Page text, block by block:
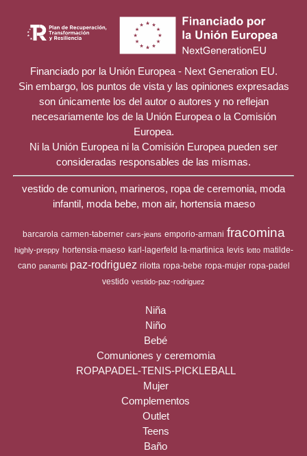
Financiado por la Unión Europea - Next Generation EU.
Sin embargo, los puntos de vista y las opiniones expresadas
son únicamente los del autor o autores y no reflejan
necesariamente los de la Unión Europea o la Comisión
Europea.
Ni la Unión Europea ni la Comisión Europea pueden ser
consideradas responsables de las mismas.
vestido de comunion, marineros, ropa de ceremonia, moda
infantil, moda bebe, mon air, hortensia maeso
barcarola carmen-taberner cars-jeans emporio-armani fracomina
highly-preppy hortensia-maeso karl-lagerfeld la-martinica levis lotto matilde-
cano panambi paz-rodriguez rilotta ropa-bebe ropa-mujer ropa-padel
vestido vestido-paz-rodriguez
Niña
Niño
Bebé
Comuniones y ceremomia
ROPAPADEL-TENIS-PICKLEBALL
Mujer
Complementos
Outlet
Teens
Baño